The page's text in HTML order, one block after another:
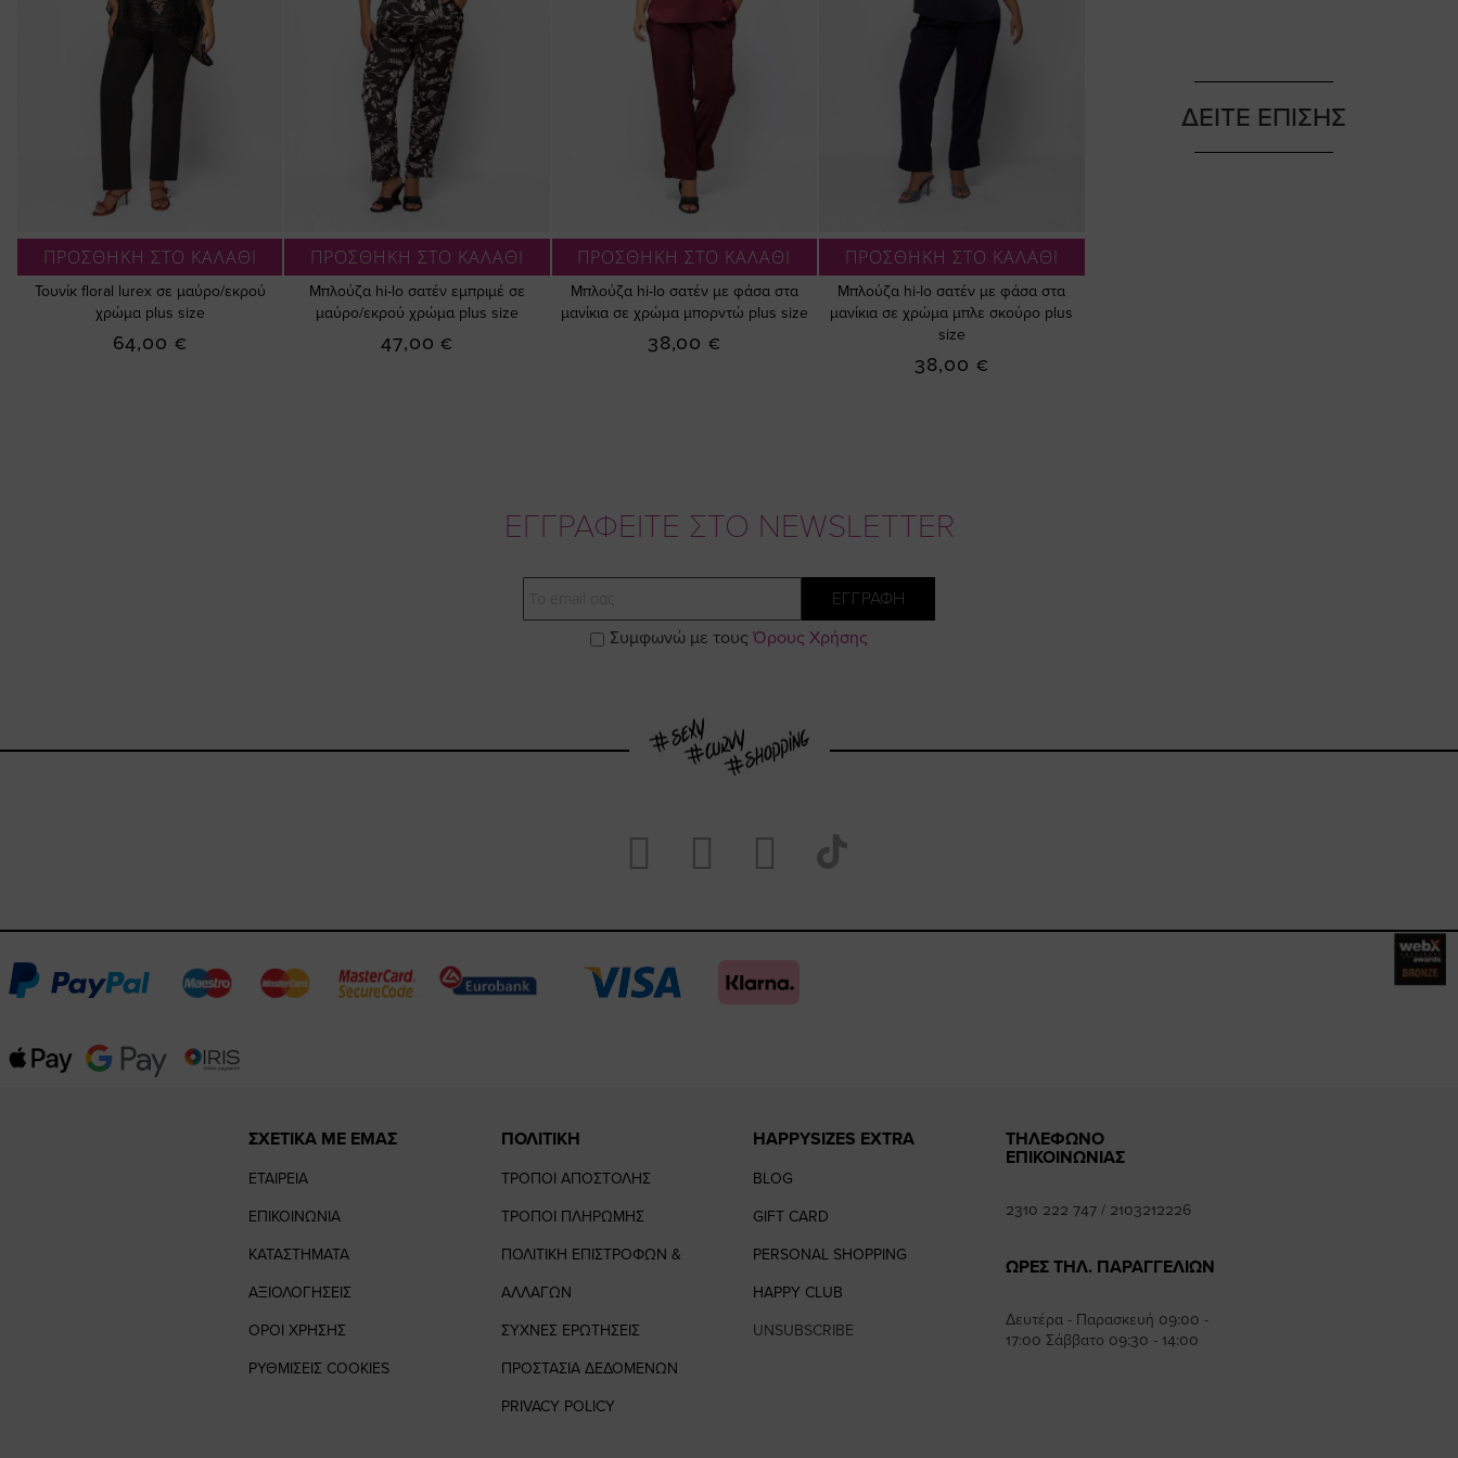
ΠΡΟΣΘΗΚΗ ΣΤΟ ΚΑΛΑΘΙ
Τουνίκ floral lurex σε μαύρο/εκρού
χρώμα plus size
64,00 €
ΠΡΟΣΘΗΚΗ ΣΤΟ ΚΑΛΑΘΙ
Μπλούζα hi-lo σατέν εμπριμέ σε
μαύρο/εκρού χρώμα plus size
47,00 €
ΠΡΟΣΘΗΚΗ ΣΤΟ ΚΑΛΑΘΙ
Μπλούζα hi-lo σατέν με φάσα στα
μανίκια σε χρώμα μπορντώ plus size
38,00 €
ΠΡΟΣΘΗΚΗ ΣΤΟ ΚΑΛΑΘΙ
Μπλούζα hi-lo σατέν με φάσα στα
μανίκια σε χρώμα μπλε σκούρο plus
size
38,00 €
ΔΕΙΤΕ ΕΠΙΣΗΣ
ΕΓΓΡΑΦΕΙΤΕ ΣΤΟ NEWSLETTER
ΕΓΓΡΑΦΗ
Συμφωνώ με τους Όρους Χρήσης
Visit
https://www.facebook.com/happysizes/
page
Visit
https://www.instagram.com/
page
Visit
https://www.youtube.com/user/
feature=mhee
our
ΣΧΕΤΙΚΑ ΜΕ ΕΜΑΣ
ΕΤΑΙΡΕΙΑ
ΕΠΙΚΟΙΝΩΝΙΑ
ΚΑΤΑΣΤΗΜΑΤΑ
ΑΞΙΟΛΟΓΗΣΕΙΣ
ΟΡΟΙ ΧΡΗΣΗΣ
ΡΥΘΜΙΣΕΙΣ COOKIES
ΠΟΛΙΤΙΚΗ
ΤΡΟΠΟΙ ΑΠΟΣΤΟΛΗΣ
ΤΡΟΠΟΙ ΠΛΗΡΩΜΗΣ
ΠΟΛΙΤΙΚΗ ΕΠΙΣΤΡΟΦΩΝ &
ΑΛΛΑΓΩΝ
ΣΥΧΝΕΣ ΕΡΩΤΗΣΕΙΣ
ΠΡΟΣΤΑΣΙΑ ΔΕΔΟΜΕΝΩΝ
PRIVACY POLICY
HAPPYSIZES EXTRA
BLOG
GIFT CARD
PERSONAL SHOPPING
HAPPY CLUB
UNSUBSCRIBE
ΤΗΛΕΦΩΝΟ
ΕΠΙΚΟΙΝΩΝΙΑΣ
2310 222 747 / 2103212226
ΩΡΕΣ ΤΗΛ. ΠΑΡΑΓΓΕΛΙΩΝ
Δευτέρα - Παρασκευή 09:00 -
17:00 Σάββατο 09:30 - 14:00